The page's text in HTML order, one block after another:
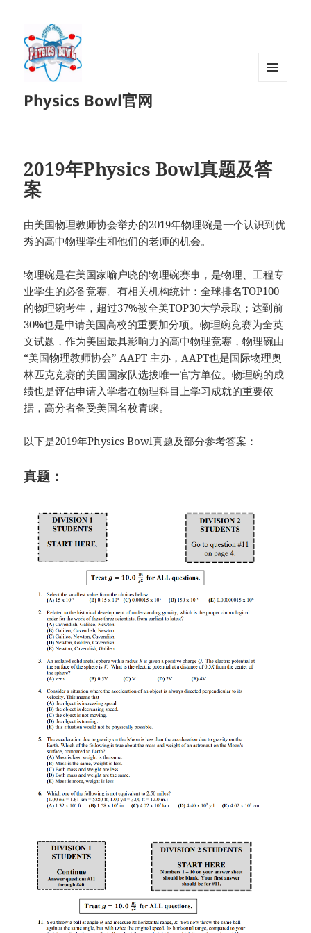
Physics Bowl官网
2019年Physics Bowl真题及答
案
由美国物理教师协会举办的2019年物理碗是一个认识到优
秀的高中物理学生和他们的老师的机会。
物理碗是在美国家喻户晓的物理碗赛事，是物理、工程专
业学生的必备竞赛。有相关机构统计：全球排名TOP100
的物理碗考生，超过37%被全美TOP30大学录取；达到前
30%也是申请美国高校的重要加分项。物理碗竞赛为全英
文试题，作为美国最具影响力的高中物理竞赛，物理碗由
“美国物理教师协会” AAPT 主办，AAPT也是国际物理奥
林匹克竞赛的美国国家队选拔唯一官方单位。物理碗的成
绩也是评估申请入学者在物理科目上学习成就的重要依
据，高分者备受美国名校青睐。
以下是2019年Physics Bowl真题及部分参考答案：
真题：